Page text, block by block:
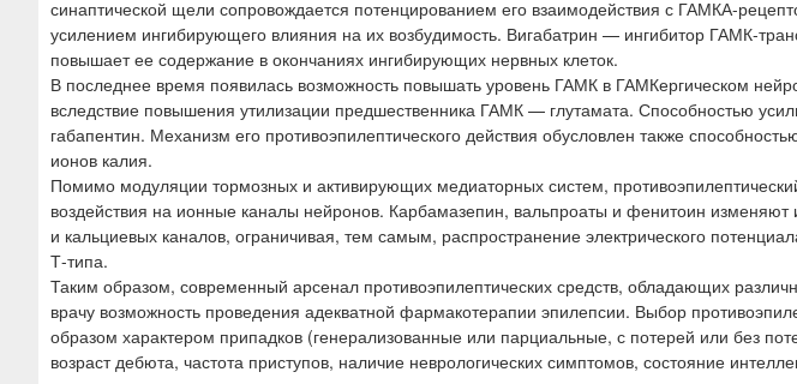
синаптической щели сопровождается потенцированием его взаимодействия с ГАМКА-
усилением ингибирующего влияния на их возбудимость. Вигабатрин — ингибитор ГАМК-
повышает ее содержание в окончаниях ингибирующих нервных клеток.
В последнее время появилась возможность повышать уровень ГАМК в ГАМКергическом
вследствие повышения утилизации предшественника ГАМК — глутамата. Способностью
габапентин. Механизм его противоэпилептического действия обусловлен также
ионов калия.
Помимо модуляции тормозных и активирующих медиаторных систем,
воздействия на ионные каналы нейронов. Карбамазепин, вальпроаты и фенитоин
и кальциевых каналов, ограничивая, тем самым, распространение электрического
Т-типа.
Таким образом, современный арсенал противоэпилептических средств, обладающих
врачу возможность проведения адекватной фармакотерапии эпилепсии. Выбор
образом характером припадков (генерализованные или парциальные, с потерей или без
возраст дебюта, частота приступов, наличие неврологических симптомов, состояние